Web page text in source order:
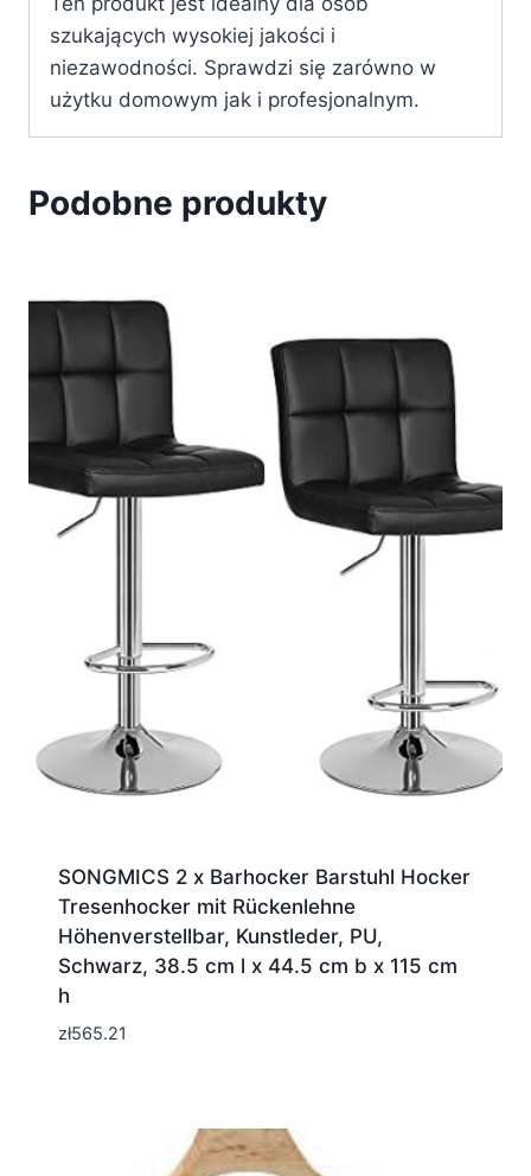
szukających wysokiej jakości i
niezawodności. Sprawdzi się zarówno w
użytku domowym jak i profesjonalnym.
Podobne produkty
SONGMICS 2 x Barhocker Barstuhl Hocker
Tresenhocker mit Rückenlehne
Höhenverstellbar, Kunstleder, PU,
Schwarz, 38.5 cm l x 44.5 cm b x 115 cm
h
zł565.21